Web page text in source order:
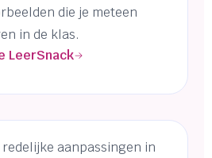
die je meteen
in de klas.
LeerSnack
aanpassingen in